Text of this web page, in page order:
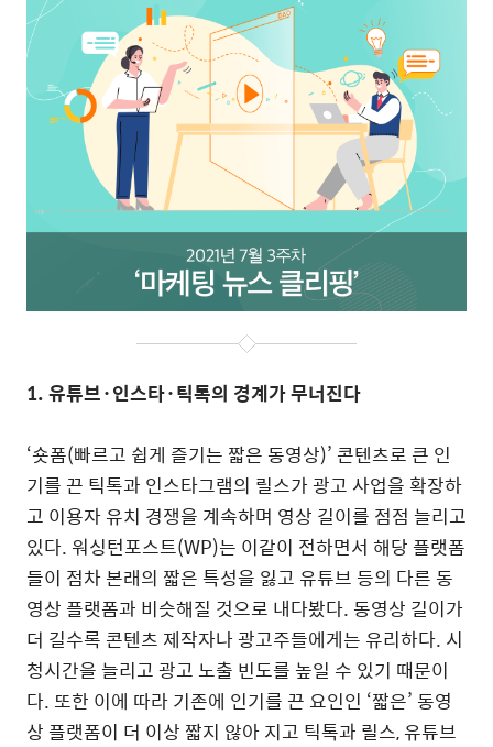
1.유튜브·인스타·틱톡의 경계가 무너진다
‘숏폼(빠르고 쉽게 즐기는 짧은 동영상)’ 콘텐츠로 큰 인
기를 끈 틱톡과 인스타그램의 릴스가 광고 사업을 확장하
고 이용자 유치 경쟁을 계속하며 영상 길이를 점점 늘리고
있다. 워싱턴포스트(WP)는 이같이 전하면서 해당 플랫폼
들이 점차 본래의 짧은 특성을 잃고 유튜브 등의 다른 동
영상 플랫폼과 비슷해질 것으로 내다봤다. 동영상 길이가
더 길수록 콘텐츠 제작자나 광고주들에게는 유리하다. 시
청시간을 늘리고 광고 노출 빈도를 높일 수 있기 때문이
다. 또한 이에 따라 기존에 인기를 끈 요인인 ‘짧은’ 동영
상 플랫폼이 더 이상 짧지 않아 지고 틱톡과 릴스, 유튜브